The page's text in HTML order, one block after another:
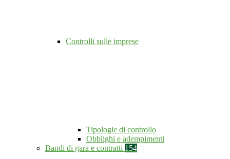
Controlli sulle imprese
Tipologie di controllo
Obblighi e adempimenti
Bandi di gara e contratti 154